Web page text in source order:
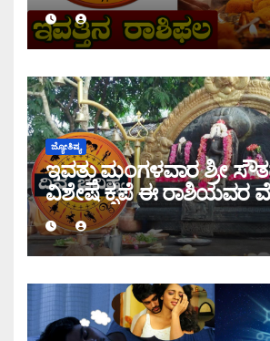
ಜ್ಯೋತಿಷ್ಯ
ಇವತ್ತು ಮಂಗಳವಾರ ಶ್ರೀ
ವಿಶೇಷ ಕೃಪೆ ಈ ರಾಶಿಯವರ
ಇಂದಿನ ರಾಶಿ ಭವಿಷ್ಯ ತಿಳಿಯಿರಿ